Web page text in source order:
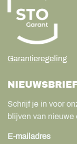
Garantieregeling
Schrijf je in voor
blijven van nieuwe
E-mailadres